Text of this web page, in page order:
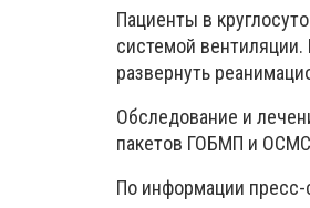
Пациенты в
системой
развернуть
Обследование и
пакетов ГОБМП и
По информации пресс-